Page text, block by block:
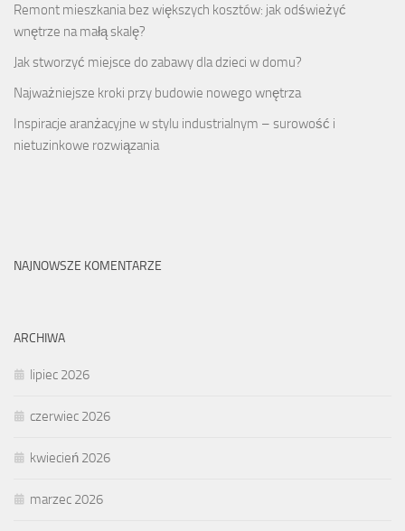
Remont mieszkania bez większych kosztów: jak odświeżyć
wnętrze na małą skalę?
Jak stworzyć miejsce do zabawy dla dzieci w domu?
Najważniejsze kroki przy budowie nowego wnętrza
Inspiracje aranżacyjne w stylu industrialnym – surowość i
nietuzinkowe rozwiązania
NAJNOWSZE KOMENTARZE
ARCHIWA
lipiec 2026
czerwiec 2026
kwiecień 2026
marzec 2026